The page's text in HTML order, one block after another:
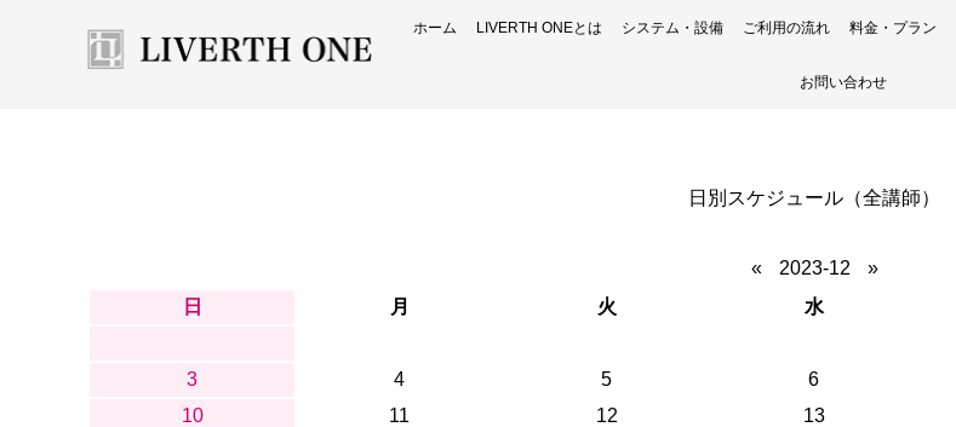
ホーム LIVERTH ONEとは システム・設備 ご利用の流れ 料金・プラン
お問い合わせ
日別スケジュール（全講師）
« 2023-12 »
日 月 火 水
3
4 5 6
10
11 12 13